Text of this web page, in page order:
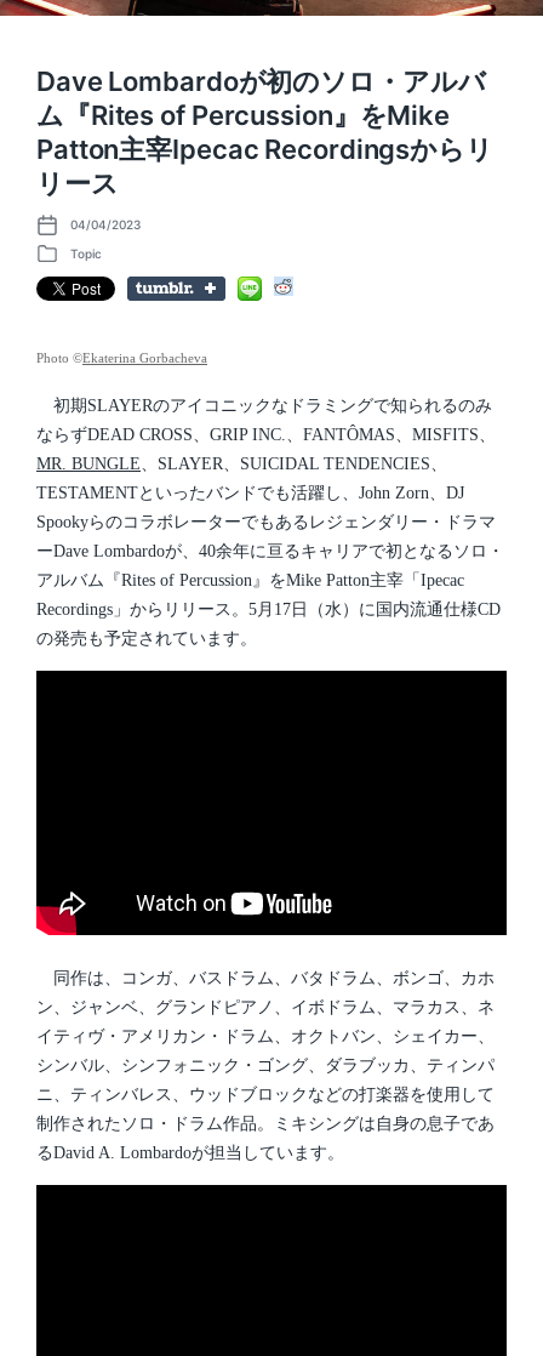
Dave Lombardoが初のソロ・アルバ
ム『Rites of Percussion』をMike
Patton主宰Ipecac Recordingsからリ
リース
P
o
t
d
e
04/04/2023
P
o
s
d
Topic
Photo ©Ekaterina Gorbacheva
初期SLAYERのアイコニックなドラミングで知られるのみ
ならずDEAD CROSS、GRIP INC.、FANTÔMAS、MISFITS、
MR. BUNGLE 、SLAYER、SUICIDAL TENDENCIES、
TESTAMENTといったバンドでも活躍し、John Zorn、DJ
Spookyらのコラボレーターでもあるレジェンダリー・ドラマ
ーDave Lombardoが、40余年に亘るキャリアで初となるソロ・
アルバム『Rites of Percussion』をMike Patton主宰「Ipecac
Recordings」からリリース。5月17日（水）に国内流通仕様CD
の発売も予定されています。
同作は、コンガ、バスドラム、バタドラム、ボンゴ、カホ
ン、ジャンベ、グランドピアノ、イボドラム、マラカス、ネ
イティヴ・アメリカン・ドラム、オクトバン、シェイカー、
シンバル、シンフォニック・ゴング、ダラブッカ、ティンパ
ニ、ティンバレス、ウッドブロックなどの打楽器を使用して
制作されたソロ・ドラム作品。ミキシングは自身の息子であ
るDavid A. Lombardoが担当しています。